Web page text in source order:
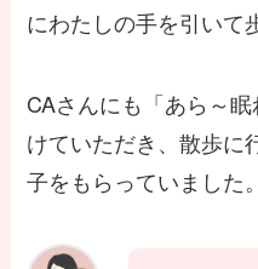
にわたしの手を引いて
CAさんにも「あら～
けていただき、散歩に
子をもらっていました。